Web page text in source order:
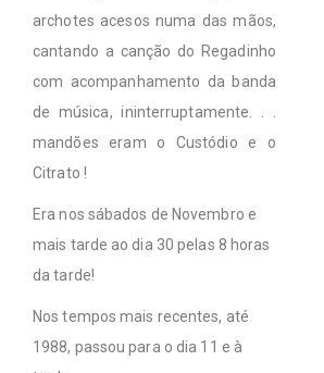
archotes acesos numa das mãos,
cantando a canção do Regadinho
com acompanhamento da banda
de música, ininterruptamente. . .
mandões eram o Custódio e o
Citrato !
Era nos sábados de Novembro e
mais tarde ao dia 30 pelas 8 horas
da tarde!
Nos tempos mais recentes, até
1988, passou para o dia 11 e à